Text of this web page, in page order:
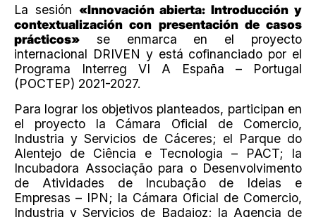
La sesión «Innovación abierta: Introducción y
contextualización con presentación de casos
prácticos» se enmarca en el proyecto
internacional DRIVEN y está cofinanciado por el
Programa Interreg VI A España – Portugal
(POCTEP) 2021-2027.
Para lograr los objetivos planteados, participan en
el proyecto la Cámara Oficial de Comercio,
Industria y Servicios de Cáceres; el Parque do
Alentejo de Ciência e Tecnologia – PACT; la
Incubadora Associação para o Desenvolvimento
de Atividades de Incubação de Ideias e
Empresas – IPN; la Cámara Oficial de Comercio,
Industria y Servicios de Badajoz; la Agencia de